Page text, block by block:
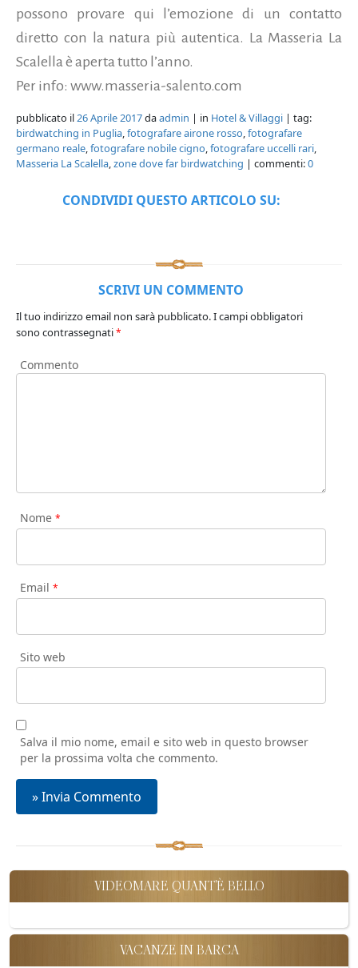
possono provare qui l’emozione di un contatto
diretto con la natura più autentica. La Masseria La
Scalella è aperta tutto l’anno.
Per info: www.masseria-salento.com
pubblicato il26 Aprile 2017daadmin | in Hotel & Villaggi | tag:
birdwatching in Puglia,fotografare airone rosso,fotografare
germano reale,fotografare nobile cigno,fotografare uccelli rari,
Masseria La Scalella,zone dove far birdwatching | commenti:0
CONDIVIDI QUESTO ARTICOLO SU:
SCRIVI UN COMMENTO
Il tuo indirizzo email non sarà pubblicato.I campi obbligatori
sono contrassegnati*
Commento
Nome *
Email *
Sito web
Salva il mio nome, email e sito web in questo browser
per la prossima volta che commento.
VIDEOMARE QUANT'È BELLO
VACANZE IN BARCA